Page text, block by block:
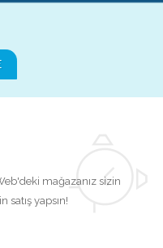
mağazanız sizin
satış yapsın!